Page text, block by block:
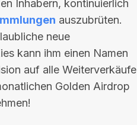
Inhabern, kontinuierlich
auszubrüten.
neue
kann ihm einen Namen
auf alle Weiterverkäufe
Golden Airdrop